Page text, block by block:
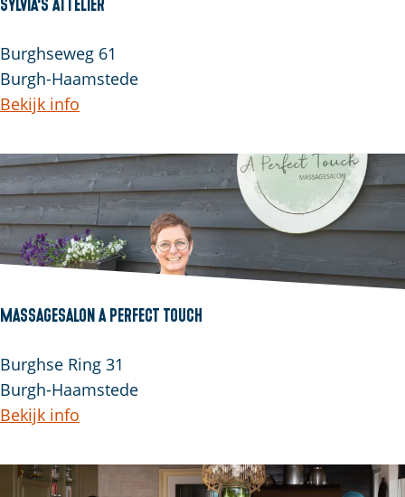
Burghseweg 61
Burgh-Haamstede
Bekijk info
Massagesalon A Perfect Touch
Burghse Ring 31
Burgh-Haamstede
Bekijk info